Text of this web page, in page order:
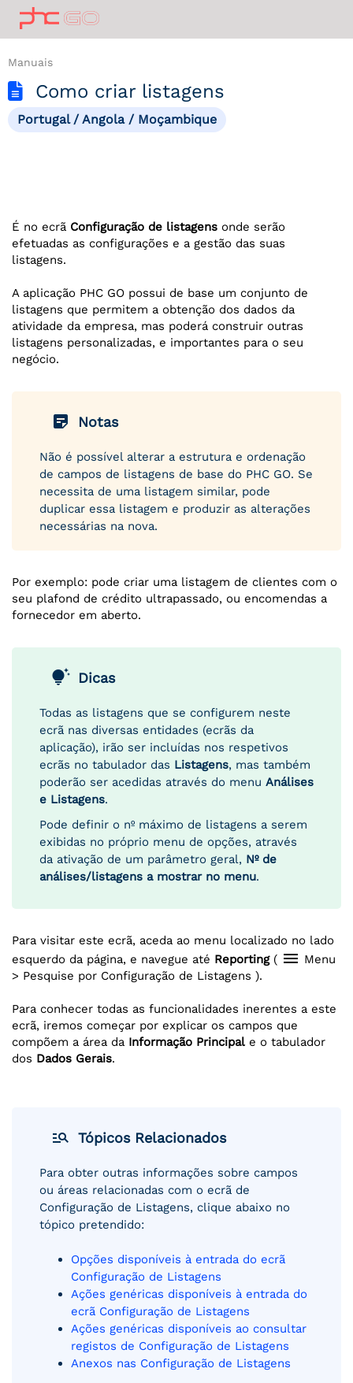
Manuais
Como criar listagens
Portugal / Angola / Moçambique
É no ecrã Configuração de listagens onde serão
efetuadas as configurações e a gestão das suas
listagens.
A aplicação PHC GO possui de base um conjunto de
listagens que permitem a obtenção dos dados da
atividade da empresa, mas poderá construir outras
listagens personalizadas, e importantes para o seu
negócio.
sticky_note_2 Notas
Não é possível alterar a estrutura e ordenação
de campos de listagens de base do PHC GO. Se
necessita de uma listagem similar, pode
duplicar essa listagem e produzir as alterações
necessárias na nova.
Por exemplo: pode criar uma listagem de clientes com o
seu plafond de crédito ultrapassado, ou encomendas a
fornecedor em aberto.
tips_and_updates Dicas
Todas as listagens que se configurem neste
ecrã nas diversas entidades (ecrãs da
aplicação), irão ser incluídas nos respetivos
ecrãs no tabulador das Listagens, mas também
poderão ser acedidas através do menu Análises
e Listagens.
Pode definir o nº máximo de listagens a serem
exibidas no próprio menu de opções, através
da ativação de um parâmetro geral, Nº de
análises/listagens a mostrar no menu.
Para visitar este ecrã, aceda ao menu localizado no lado
esquerdo da página, e navegue até Reporting( menu Menu
> Pesquise por Configuração de Listagens ).
Para conhecer todas as funcionalidades inerentes a este
ecrã, iremos começar por explicar os campos que
compõem a área da Informação Principal e o tabulador
dos Dados Gerais.
manage_search Tópicos Relacionados
Para obter outras informações sobre campos
ou áreas relacionadas com o ecrã de
Configuração de Listagens, clique abaixo no
tópico pretendido:
Opções disponíveis à entrada do ecrã
Configuração de Listagens
Ações genéricas disponíveis à entrada do
ecrã Configuração de Listagens
Ações genéricas disponíveis ao consultar
registos de Configuração de Listagens
Anexos nas Configuração de Listagens